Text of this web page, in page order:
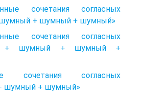
сочетания согласных
+ шумный + шумный»
сочетания согласных
+ шумный + шумный +
сочетания согласных
шумный + шумный»